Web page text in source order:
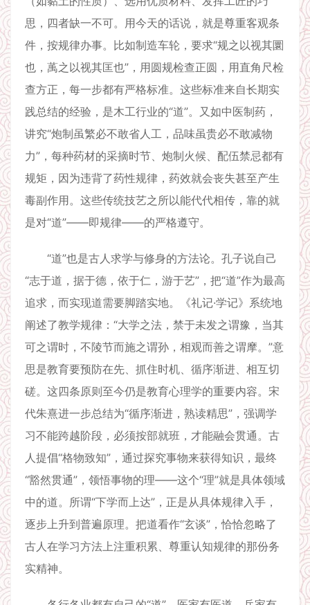
思，四者缺一不可。用今天的话说，就是尊重客观条
件，按规律办事。比如制造车轮，要求“规之以视其圜
也，萭之以视其匡也”，用圆规检查正圆，用直角尺检
查方正，每一步都有严格标准。这些标准来自长期实
践总结的经验，是木工行业的“道”。又如中医制药，
讲究“炮制虽繁必不敢省人工，品味虽贵必不敢减物
力”，每种药材的采摘时节、炮制火候、配伍禁忌都有
规矩，因为违背了药性规律，药效就会丧失甚至产生
毒副作用。这些传统技艺之所以能代代相传，靠的就
是对“道”——即规律——的严格遵守。
“道”也是古人求学与修身的方法论。孔子说自己
“志于道，据于德，依于仁，游于艺”，把“道”作为最高
追求，而实现道需要脚踏实地。《礼记·学记》系统地
阐述了教学规律：“大学之法，禁于未发之谓豫，当其
可之谓时，不陵节而施之谓孙，相观而善之谓摩。”意
思是教育要预防在先、抓住时机、循序渐进、相互切
磋。这四条原则至今仍是教育心理学的重要内容。宋
代朱熹进一步总结为“循序渐进，熟读精思”，强调学
习不能跨越阶段，必须按部就班，才能融会贯通。古
人提倡“格物致知”，通过探究事物来获得知识，最终
“豁然贯通”，领悟事物的理——这个“理”就是具体领域
中的道。所谓“下学而上达”，正是从具体规律入手，
逐步上升到普遍原理。把道看作“玄谈”，恰恰忽略了
古人在学习方法上注重积累、尊重认知规律的那份务
实精神。